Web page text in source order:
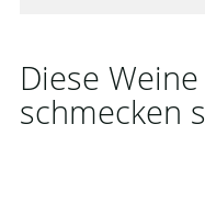
Diese Weine
schmecken